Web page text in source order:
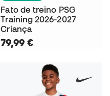
Fato de treino PSG
Training 2026-2027
Criança
79,99 €